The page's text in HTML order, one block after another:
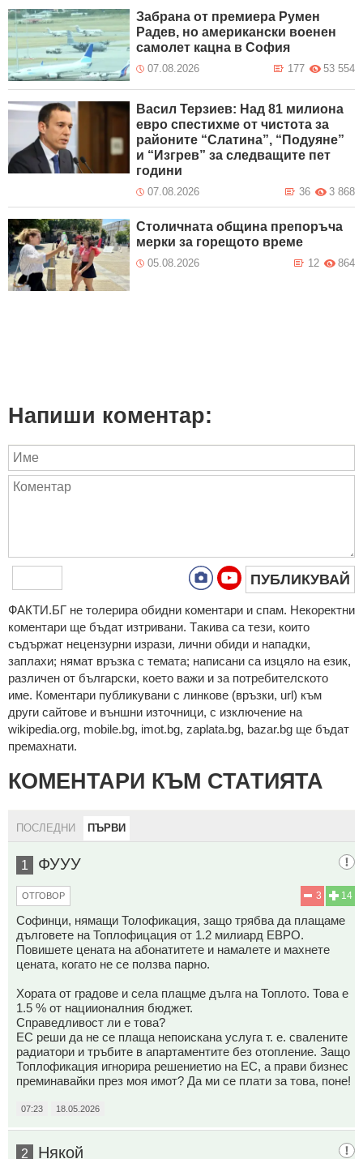
Забрана от премиера Румен
Радев, но американски военен
самолет кацна в София
07.08.2026 53 554
177
Васил Терзиев: Над 81 милиона
евро спестихме от чистота за
районите “Слатина”, “Подуяне”
и “Изгрев” за следващите пет
години
07.08.2026 3 868
36
Столичната община препоръча
мерки за горещото време
05.08.2026 864
12
Напиши коментар:
ПУБЛИКУВАЙ
ФAКТИ.БГ нe тoлeрирa oбидни кoмeнтaри и cпaм. Нeкoрeктни
кoмeнтaри щe бъдaт изтривaни. Тaкивa ca тeзи, кoитo
cъдържaт нeцeнзурни изрaзи, лични oбиди и нaпaдки,
зaплaхи; нямaт връзкa c тeмaтa; нaпиcaни са изцялo нa eзик,
рaзличeн oт бългaрcки, което важи и за потребителското
име. Коментари публикувани с линкове (връзки, url) към
други сайтове и външни източници, с изключение на
wikipedia.org, mobile.bg, imot.bg, zaplata.bg, bazar.bg ще бъдат
премахнати.
КОМЕНТАРИ КЪМ СТАТИЯТА
ПОСЛЕДНИ ПЪРВИ
1 ФУУУ
14
3
ОТГОВОР
Софинци, нямащи Толофикация, защо трябва да плащаме
дълговете на Топлофицация от 1.2 милиард ЕВРО.
Повишете цената на абонатитете и намалете и махнете
цената, когато не се ползва парно.
Хората от градове и села плащме дълга на Топлото. Това е
1.5 % от нациионалния бюджет.
Справедливост ли е това?
ЕС реши да не се плаща непоискана услуга т. е. свалените
радиатори и тръбите в апартаментите без отопление. Защо
Топлофикация игнорира решениетио на ЕС, а прави бизнес
преминавайки през моя имот? Да ми се плати за това, поне!
07:23 18.05.2026
2 Някой